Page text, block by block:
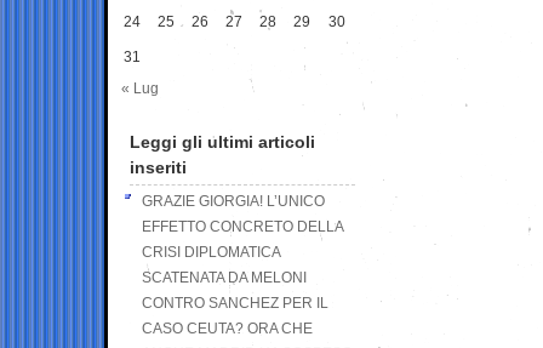
24 25 26 27 28 29 30
31
« Lug
Leggi gli ultimi articoli
inseriti
GRAZIE GIORGIA! L’UNICO
EFFETTO CONCRETO DELLA
CRISI DIPLOMATICA
SCATENATA DA MELONI
CONTRO SANCHEZ PER IL
CASO CEUTA? ORA CHE